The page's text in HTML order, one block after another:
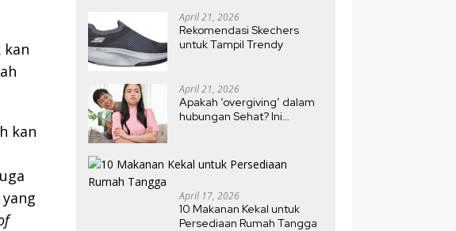
kan
kan
April 21, 2026
Rekomendasi Skechers
untuk Tampil Trendy
April 21, 2026
Apakah ‘overgiving’ dalam
hubungan Sehat? Ini
April 17, 2026
10 Makanan Kekal untuk
Persediaan Rumah Tangga